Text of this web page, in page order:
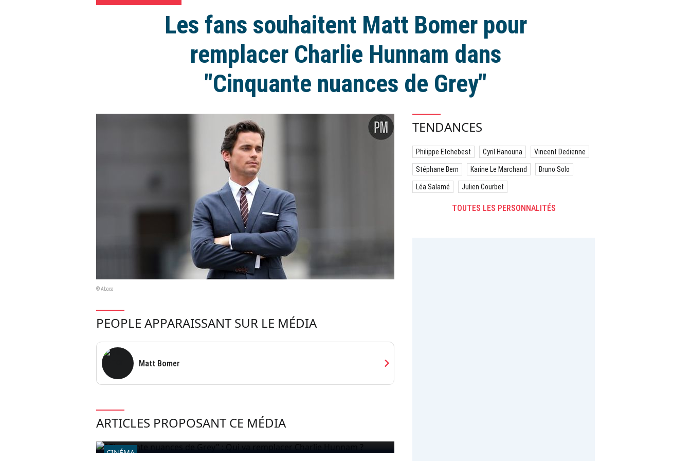
Les fans souhaitent Matt Bomer pour
remplacer Charlie Hunnam dans
"Cinquante nuances de Grey"
© Abaca
PEOPLE APPARAISSANT SUR LE MÉDIA
Matt Bomer chevron_right
ARTICLES PROPOSANT CE MÉDIA
CINÉMA
TENDANCES
Philippe Etchebest Cyril Hanouna Vincent Dedienne
Stéphane Bern Karine Le Marchand Bruno Solo
Léa Salamé Julien Courbet
TOUTES LES PERSONNALITÉS